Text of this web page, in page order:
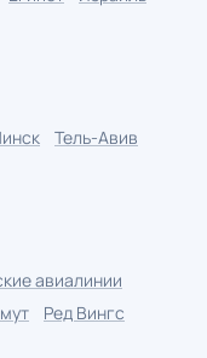
Тель-Авив
авиалинии
Ред Вингс